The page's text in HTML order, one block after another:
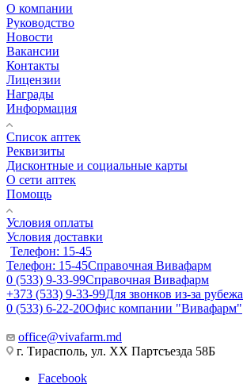
О компании
Руководство
Новости
Вакансии
Контакты
Лицензии
Награды
Информация
Список аптек
Реквизиты
Дисконтные и социальные карты
О сети аптек
Помощь
Условия оплаты
Условия доставки
Телефон: 15-45
Телефон: 15-45Справочная Вивафарм
0 (533) 9-33-99Справочная Вивафарм
+373 (533) 9-33-99Для звонков из-за рубежа
0 (533) 6-22-20Офис компании "Вивафарм"
office@vivafarm.md
г. Тирасполь, ул. ХХ Партсъезда 58Б
Facebook